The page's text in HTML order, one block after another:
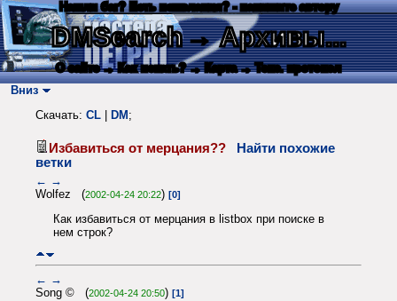
Нашли баг? Есть пожелания? - напишите автору
DMSearch→ Архивы...
О сайте → Как искать? → Карта → Текс. протокол
Вниз
Скачать: CL DM ;
Избавиться от мерцания??
Найти похожие
ветки
← →
Wolfez (2002-04-24 20:22) [0]
Как избавиться от мерцания в listbox при поиске в
нем строк?
← →
Song © (2002-04-24 20:50) [1]